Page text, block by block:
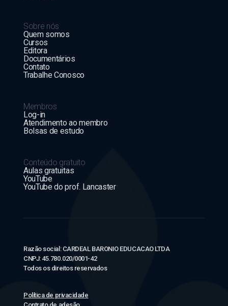
Sobre nós
Quem somos
Cursos
Editora
Documentários
Contato
Trabalhe Conosco
Membros
Log-in
Atendimento ao membro
Bolsas de estudo
Conteúdo gratuito
Aulas gratuitas
YouTube
YouTube do prof. Lancaster
Razão social: CARDEAL BARONIO EDUCACAO LTDA
CNPJ: 45.780.020/0001-42
Todos os direitos reservados
Política de privacidade